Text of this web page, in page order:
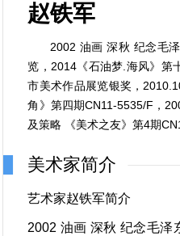
赵铁军
2002 油画 深秋 纪念毛
览，2014《石油梦.海风》第
市美术作品展览银奖，
角》第四期CN11-5535/F，
及策略 《美术之友》第4期
美术家简介
艺术家赵铁军简介
2002 油画 深秋 纪念毛泽